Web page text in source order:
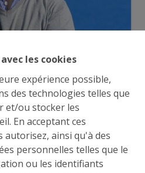
les cookies
expérience possible,
des technologies telles que
et/ou stocker les
En acceptant ces
ainsi qu'à des
personnelles telles que le
ou les identifiants
d'informations